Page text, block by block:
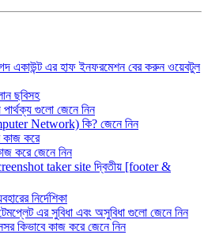
একাউন্ট এর হাফ ইনফরমেশন বের করুন ওয়েবটুল
ছবিসহ
গুলো জেনে নিন
Network) কি? জেনে নিন
কাজ করে
করে জেনে নিন
taker site দ্বিতীয় [footer &
নির্দেশিকা
এর সুবিধা এবং অসুবিধা গুলো জেনে নিন
কিভাবে কাজ করে জেনে নিন